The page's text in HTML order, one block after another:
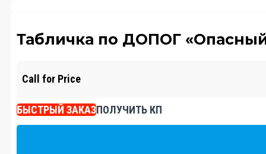
Табличка по ДОПОГ
Call for Price
БЫСТРЫЙ ЗАКАЗПОЛУЧИТЬ КП